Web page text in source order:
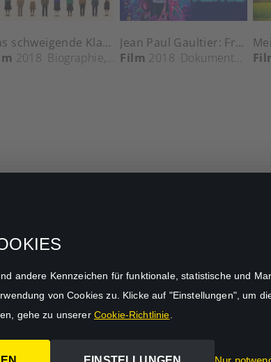
andere Kennzeichen für funktionale, statistische und
von Cookies zu. Klicke auf "Einstellungen", um
gehe zu unserer Cookie-Richtlinie
Drama
Das schweigende Klassenzimmer
2018 Biographie, Drama, Geschichte
Jean Paul Gaultier: Freak and Chic
Film 2018 Dokumentation